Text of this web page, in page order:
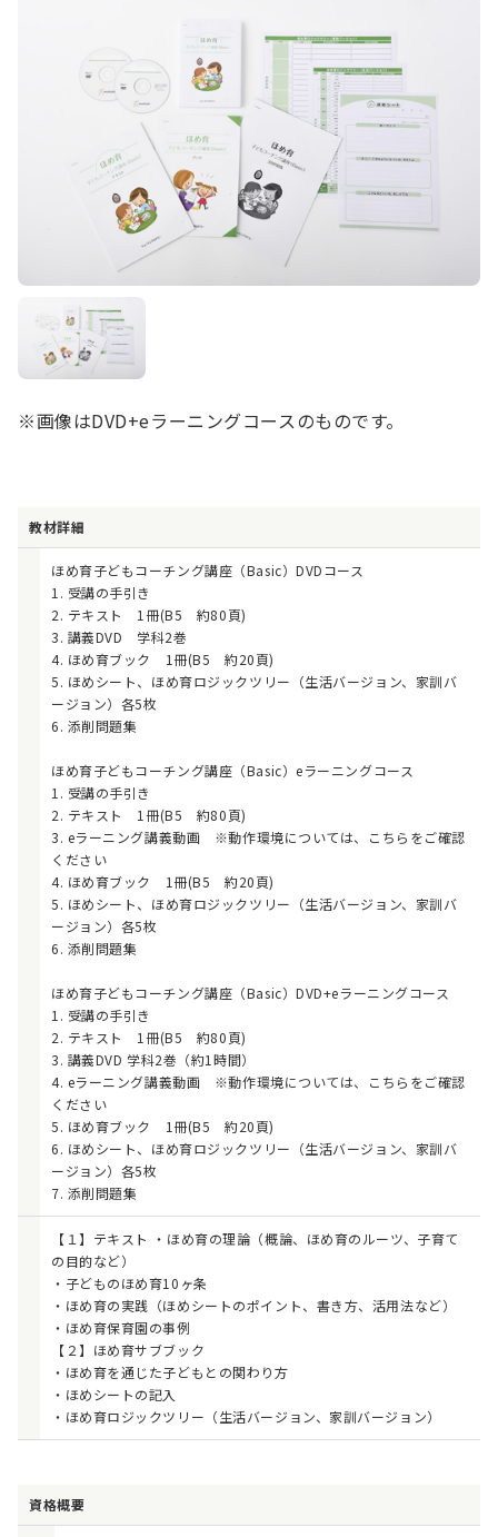
※画像はDVD+eラーニングコースのものです。
教材詳細
ほめ育子どもコーチング講座（Basic）DVDコース
1. 受講の手引き
2. テキスト 1冊(B5 約80頁)
3. 講義DVD 学科2巻
4. ほめ育ブック 1冊(B5 約20頁)
5. ほめシート、ほめ育ロジックツリー（生活バージョン、家訓バ
ージョン）各5枚
6. 添削問題集
ほめ育子どもコーチング講座（Basic）eラーニングコース
1. 受講の手引き
2. テキスト 1冊(B5 約80頁)
3. eラーニング講義動画 ※動作環境については、こちらをご確認
ください
4. ほめ育ブック 1冊(B5 約20頁)
5. ほめシート、ほめ育ロジックツリー（生活バージョン、家訓バ
ージョン）各5枚
6. 添削問題集
ほめ育子どもコーチング講座（Basic）DVD+eラーニングコース
1. 受講の手引き
2. テキスト 1冊(B5 約80頁)
3. 講義DVD 学科2巻（約1時間）
4. eラーニング講義動画 ※動作環境については、こちらをご確認
ください
5. ほめ育ブック 1冊(B5 約20頁)
6. ほめシート、ほめ育ロジックツリー（生活バージョン、家訓バ
ージョン）各5枚
7. 添削問題集
【１】テキスト ・ほめ育の理論（概論、ほめ育のルーツ、子育て
の目的など）
・子どものほめ育10ヶ条
・ほめ育の実践（ほめシートのポイント、書き方、活用法など）
・ほめ育保育園の事例
【２】ほめ育サブブック
・ほめ育を通じた子どもとの関わり方
・ほめシートの記入
・ほめ育ロジックツリー（生活バージョン、家訓バージョン）
資格概要